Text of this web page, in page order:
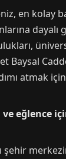
en kolay
dayalı
Baysal
atmak
ve eğlence
şehir